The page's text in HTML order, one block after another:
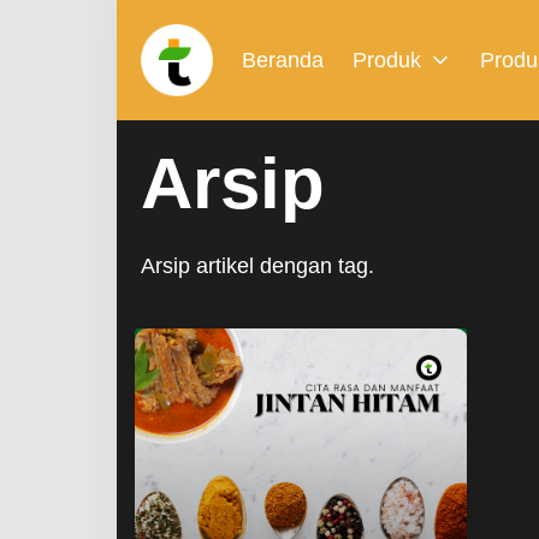
Beranda Produk
Arsip
Arsip artikel dengan tag.